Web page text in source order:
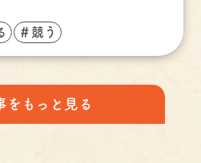
＃競う
をもっと見る